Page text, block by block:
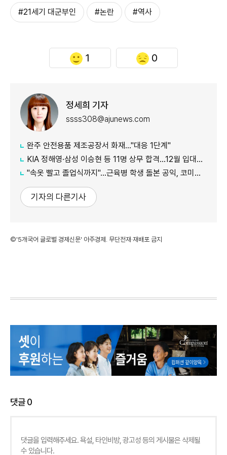
#21세기 대군부인 #논란 #역사
1 0
정세희 기자
ssss308@ajunews.com
완주 안전용품 제조공장서 화재…"대응 1단계"
KIA 정해영·삼성 이승현 등 11명 상무 합격…12월 입대해 2028년 6월 전역
"속옷 빨고 졸업식까지"…근육병 학생 돌본 공익, 코미디언 김규원이었다
기자의 다른기사
©'5개국어 글로벌 경제신문' 아주경제. 무단전재·재배포 금지
댓글0